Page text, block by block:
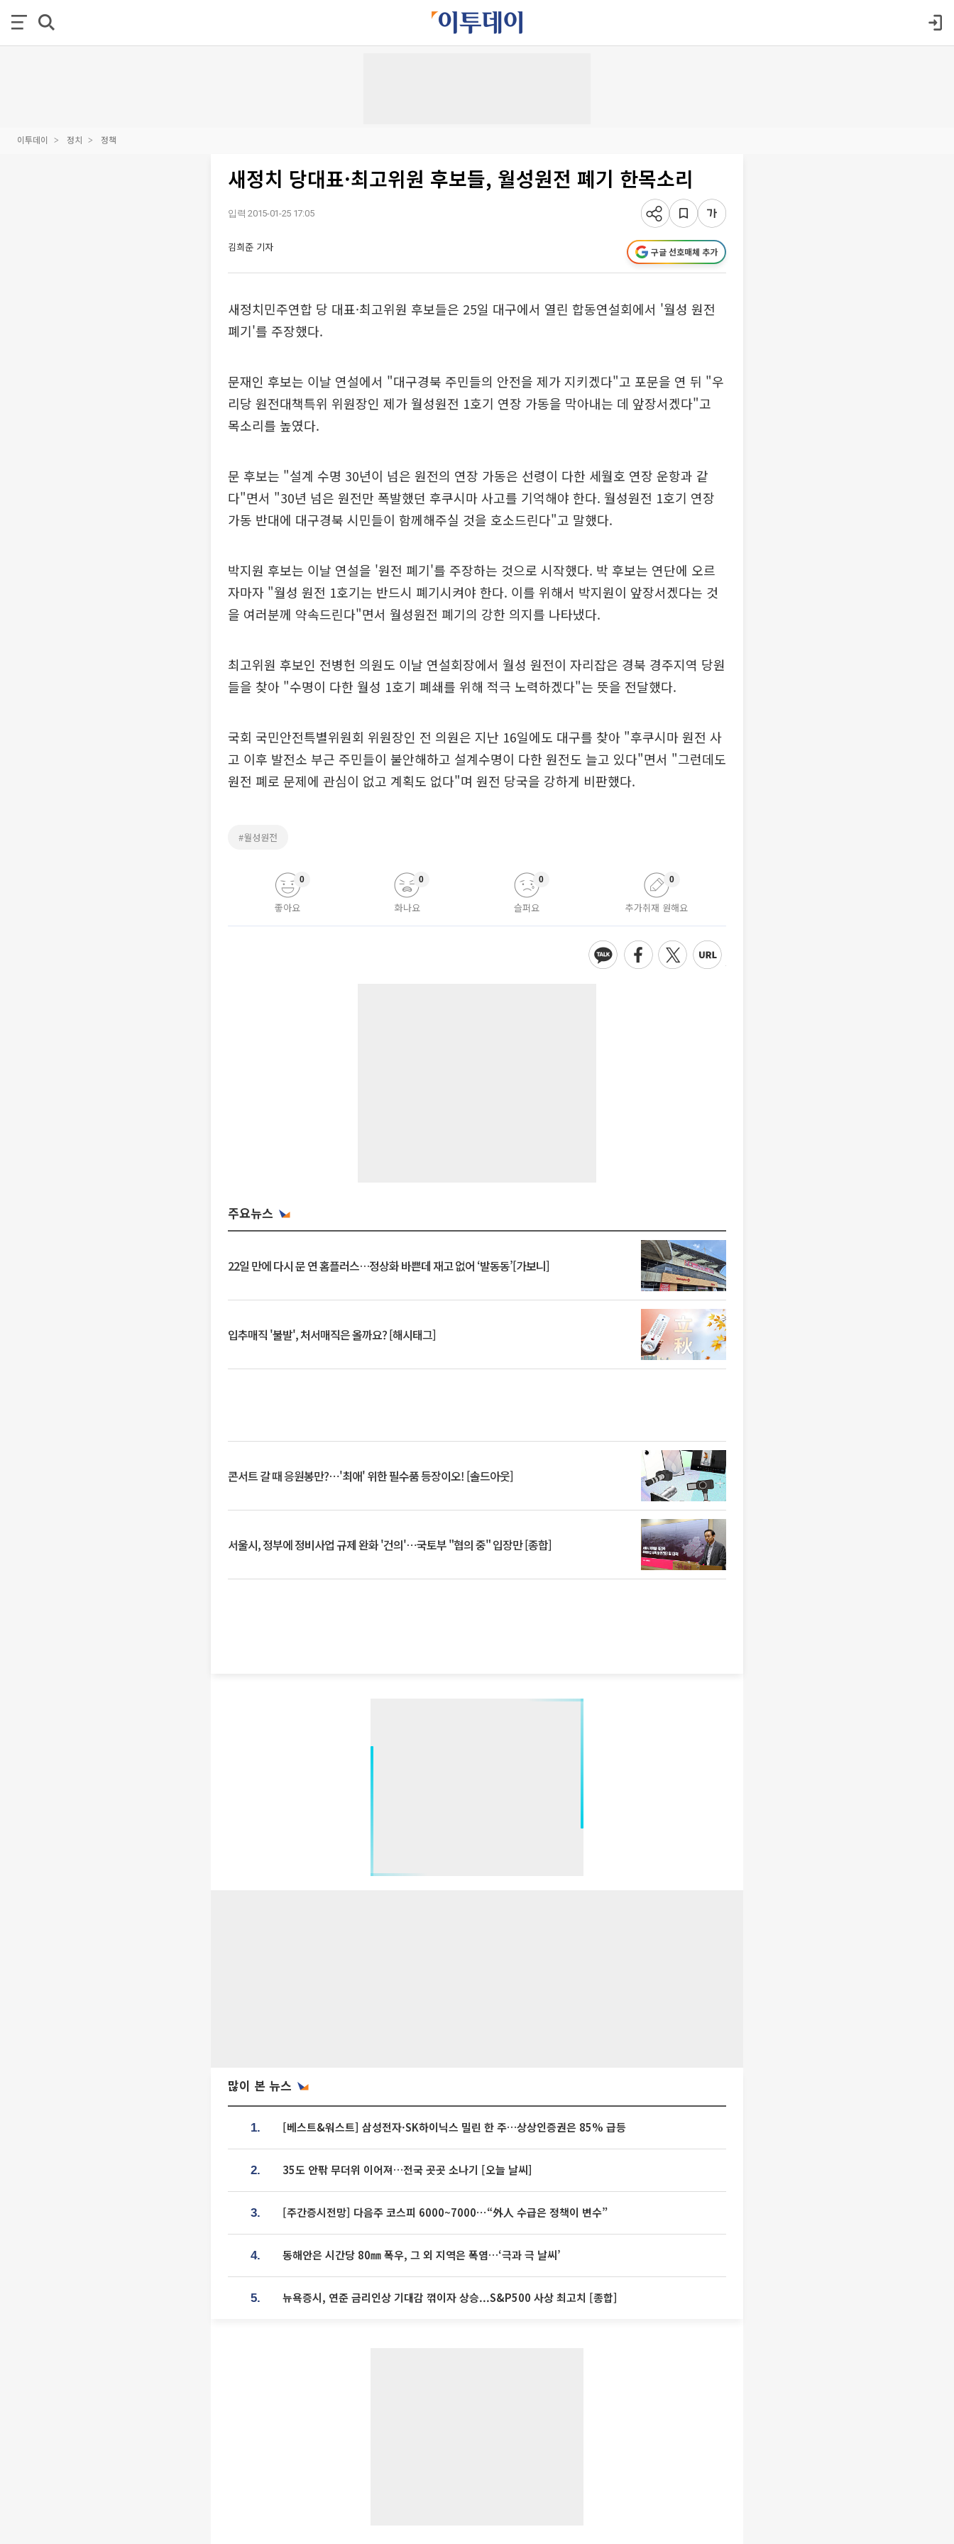
이투데이 정치 정책
새정치 당대표·최고위원 후보들, 월성원전 폐기 한목소리
입력 2015-01-25 17:05
김희준 기자 구글 선호매체 추가
새정치민주연합 당 대표·최고위원 후보들은 25일 대구에서 열린 합동연설회에서 '월성 원전
폐기'를 주장했다.
문재인 후보는 이날 연설에서 "대구경북 주민들의 안전을 제가 지키겠다"고 포문을 연 뒤 "우
리당 원전대책특위 위원장인 제가 월성원전 1호기 연장 가동을 막아내는 데 앞장서겠다"고
목소리를 높였다.
문 후보는 "설계 수명 30년이 넘은 원전의 연장 가동은 선령이 다한 세월호 연장 운항과 같
다"면서 "30년 넘은 원전만 폭발했던 후쿠시마 사고를 기억해야 한다. 월성원전 1호기 연장
가동 반대에 대구경북 시민들이 함께해주실 것을 호소드린다"고 말했다.
박지원 후보는 이날 연설을 '원전 폐기'를 주장하는 것으로 시작했다. 박 후보는 연단에 오르
자마자 "월성 원전 1호기는 반드시 폐기시켜야 한다. 이를 위해서 박지원이 앞장서겠다는 것
을 여러분께 약속드린다"면서 월성원전 폐기의 강한 의지를 나타냈다.
최고위원 후보인 전병헌 의원도 이날 연설회장에서 월성 원전이 자리잡은 경북 경주지역 당원
들을 찾아 "수명이 다한 월성 1호기 폐쇄를 위해 적극 노력하겠다"는 뜻을 전달했다.
국회 국민안전특별위원회 위원장인 전 의원은 지난 16일에도 대구를 찾아 "후쿠시마 원전 사
고 이후 발전소 부근 주민들이 불안해하고 설계수명이 다한 원전도 늘고 있다"면서 "그런데도
원전 폐로 문제에 관심이 없고 계획도 없다"며 원전 당국을 강하게 비판했다.
#월성원전
좋아요
0
화나요
0
슬퍼요
0
추가취재 원해요
0
주요뉴스
22일 만에 다시 문 연 홈플러스…정상화 바쁜데 재고 없어 ‘발동동’[가보니]
입추매직 '불발', 처서매직은 올까요? [해시태그]
콘서트 갈 때 응원봉만?⋯'최애' 위한 필수품 등장이오! [솔드아웃]
서울시, 정부에 정비사업 규제 완화 '건의'⋯국토부 "협의 중" 입장만 [종합]
많이 본 뉴스
1. [베스트&워스트] 삼성전자·SK하이닉스 밀린 한 주…상상인증권은 85% 급등
2. 35도 안팎 무더위 이어져…전국 곳곳 소나기 [오늘 날씨]
3. [주간증시전망] 다음주 코스피 6000~7000⋯“外人 수급은 정책이 변수”
4. 동해안은 시간당 80㎜ 폭우, 그 외 지역은 폭염…‘극과 극 날씨’
5. 뉴욕증시, 연준 금리인상 기대감 꺾이자 상승...S&P500 사상 최고치 [종합]